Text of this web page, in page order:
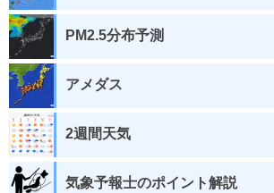
PM2.5分布予測
アメダス
2週間天気
気象予報士のポイント解説